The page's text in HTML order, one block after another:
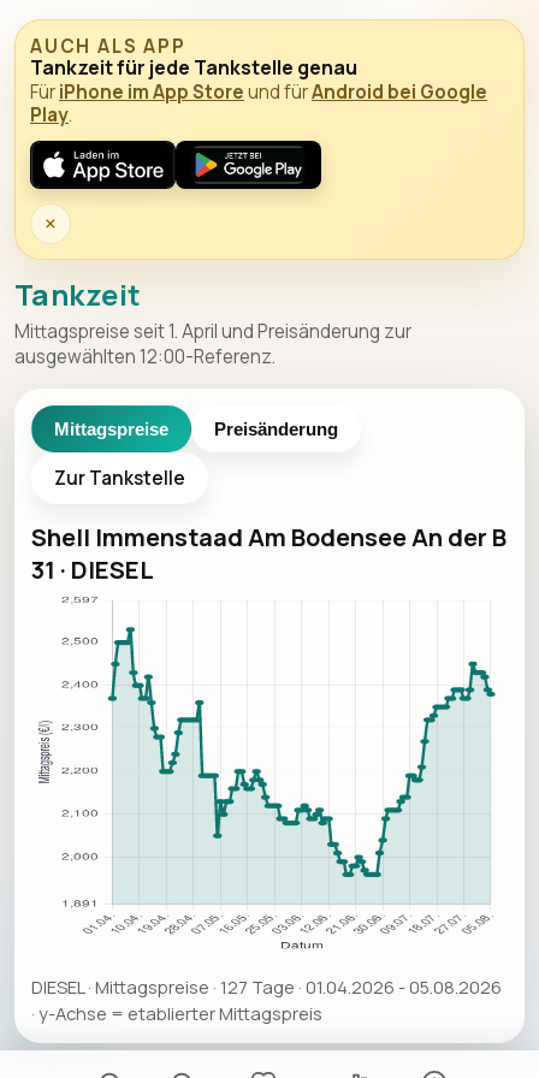
AUCH ALS APP
Tankzeit für jede Tankstelle genau
FüriPhone im App Storeund fürAndroid bei Google
Play.
×
Tankzeit
Mittagspreise seit 1. April und Preisänderung zur
ausgewählten 12:00-Referenz.
Mittagspreise Preisänderung
Zur Tankstelle
Shell Immenstaad Am Bodensee An der B
31 · DIESEL
DIESEL · Mittagspreise · 127 Tage · 01.04.2026 - 05.08.2026
· y-Achse = etablierter Mittagspreis